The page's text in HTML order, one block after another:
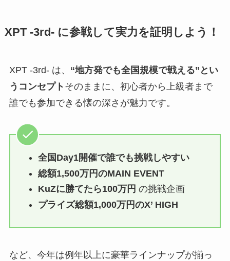
XPT -3rd- に参戦して実力を証明しよう！
XPT -3rd- は、 “地方発でも全国規模で戦える”とい
うコンセプト そのままに、初心者から上級者まで
誰でも参加できる懐の深さが魅力です。
全国Day1開催で誰でも挑戦しやすい
総額1,500万円のMAIN EVENT
KuZに勝てたら100万円 の挑戦企画
プライズ総額1,000万円のX’ HIGH
など、今年は例年以上に豪華ラインナップが揃っ